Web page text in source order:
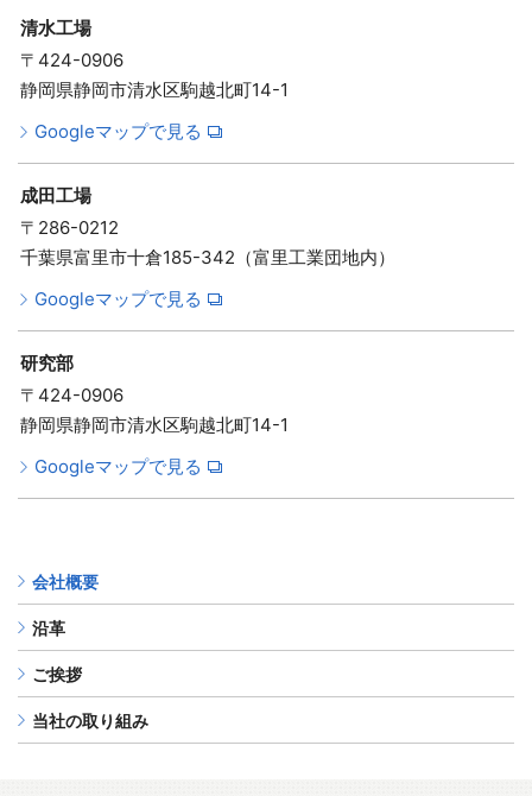
清水工場
〒424-0906
静岡県静岡市清水区駒越北町14-1
Googleマップで見る
成田工場
〒286-0212
千葉県富里市十倉185-342（富里工業団地内）
Googleマップで見る
研究部
〒424-0906
静岡県静岡市清水区駒越北町14-1
Googleマップで見る
会社概要
沿革
ご挨拶
当社の取り組み